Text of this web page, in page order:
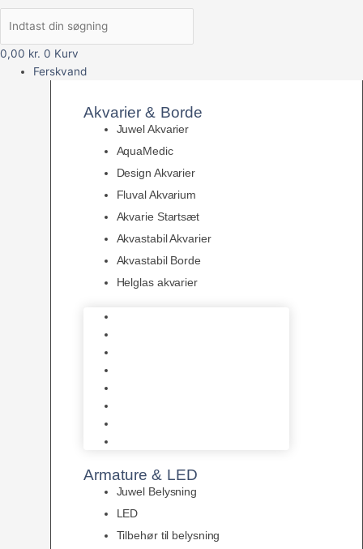
0,00 kr. 0 Kurv
Ferskvand
Akvarier & Borde
Juwel Akvarier
AquaMedic
Design Akvarier
Fluval Akvarium
Akvarie Startsæt
Akvastabil Akvarier
Akvastabil Borde
Helglas akvarier
Armature & LED
Juwel Belysning
LED
Tilbehør til belysning